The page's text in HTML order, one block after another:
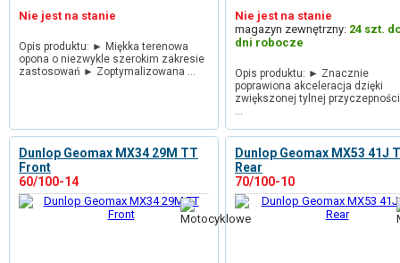
Nie jest na stanie
Opis produktu: ► Miękka terenowa
opona o niezwykle szerokim zakresie
zastosowań ► Zoptymalizowana …
Nie jest na stanie
magazyn zewnętrzny: 24 szt.
dni robocze
Opis produktu: ► Znacznie
poprawiona akceleracja dzięki
zwiększonej tylnej
…
Dunlop Geomax MX34 29M TT
Front
60/100-14
Dunlop Geomax MX53 41J
Rear
70/100-10